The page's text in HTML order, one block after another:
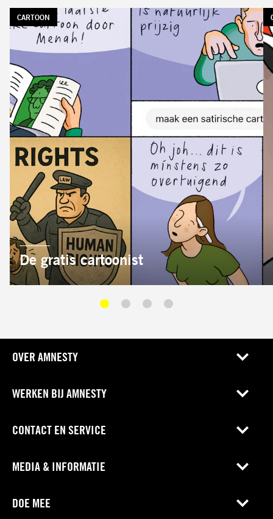
De gratis cartoonist
TAG:
CARTOON
AUTEUR:
OVER AMNESTY
WERKEN BIJ AMNESTY
CONTACT EN SERVICE
MEDIA & INFORMATIE
DOE MEE